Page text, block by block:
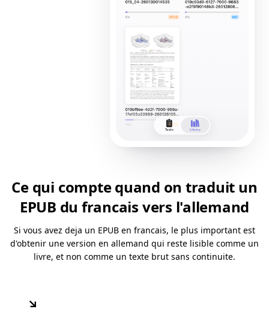
Ce qui compte quand on traduit un
EPUB du francais vers l'allemand
Si vous avez deja un EPUB en francais, le plus important est
d'obtenir une version en allemand qui reste lisible comme un
livre, et non comme un texte brut sans continuite.
↘